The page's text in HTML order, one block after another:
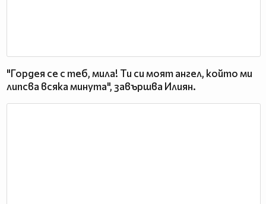
"Гордея се с теб, мила! Ти си моят ангел, който ми
липсва всяка минута", завършва Илиян.